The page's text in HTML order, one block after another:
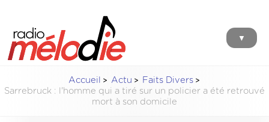
▼
Accueil Actu
Faits Divers
Sarrebruck : l'homme qui a tiré sur un policier a été retrouvé
mort à son domicile